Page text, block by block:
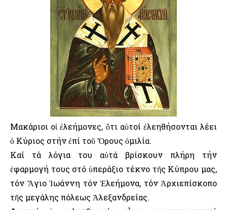
Μακάριοι οἱ ἐλεήμονες, ὅτι αὐτοί ἐλεηθήσονται λέει
ὁ Κύριος στήν ἐπί τοῦ Ὄρους ὁμιλία.
Καί τά λόγια του αὐτά βρίσκουν πλήρη τήν
ἐφαρμογή τους στό ὑπεράξιο τέκνο τῆς Κύπρου μας,
τόν Ἅγιο Ἰωάννη τόν Ἐλεήμονα, τόν Ἀρχιεπίσκοπο
τῆς μεγάλης πόλεως Ἀλεξανδρείας.